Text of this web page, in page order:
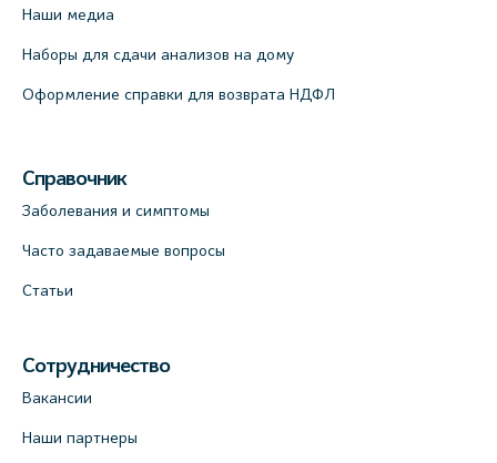
Наши медиа
Наборы для сдачи анализов на дому
Оформление справки для возврата НДФЛ
Справочник
Заболевания и симптомы
Часто задаваемые вопросы
Статьи
Сотрудничество
Вакансии
Наши партнеры